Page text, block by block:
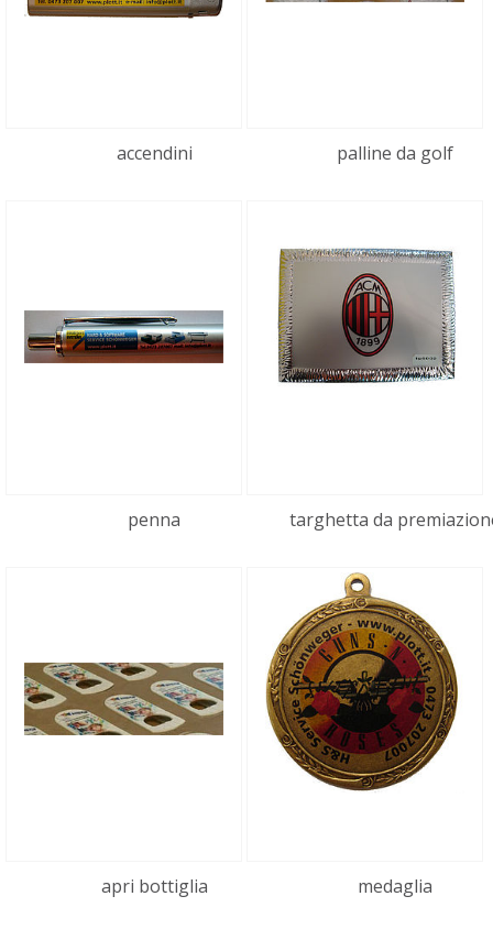
accendini palline da golf
penna targhetta da
apri bottiglia medaglia